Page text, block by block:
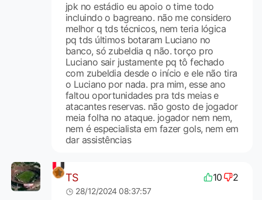
jpk no estádio eu apoio o time todo
incluindo o bagreano. não me considero
melhor q tds técnicos, nem teria lógica
pq tds últimos botaram Luciano no
banco, só zubeldia q não. torço pro
Luciano sair justamente pq tô fechado
com zubeldia desde o início e ele não tira
o Luciano por nada. pra mim, esse ano
faltou oportunidades pra tds meias e
atacantes reservas. não gosto de jogador
meia folha no ataque. jogador nem nem,
nem é especialista em fazer gols, nem em
dar assistências
TS 10 2
28/12/2024 08:37:57